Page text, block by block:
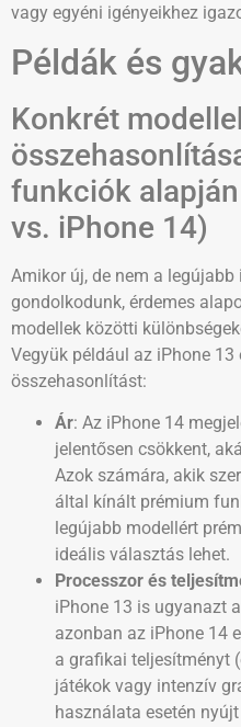
vagy egyéni igényeikhez
Példák és
Konkrét
funkciók
vs. iPhone 14)
Amikor új, de nem a
gondolkodunk, érdemes
modellek közötti
Vegyük például az iPhone
összehasonlítást:
Ár: Az iPhone 14
jelentősen csökkent,
Azok számára, akik
által kínált prémium
legújabb modellért
ideális választás lehet.
Processzor és
iPhone 13 is ugyanazt
azonban az iPhone 14
a grafikai teljesítményt
játékok vagy intenzív
használata esetén